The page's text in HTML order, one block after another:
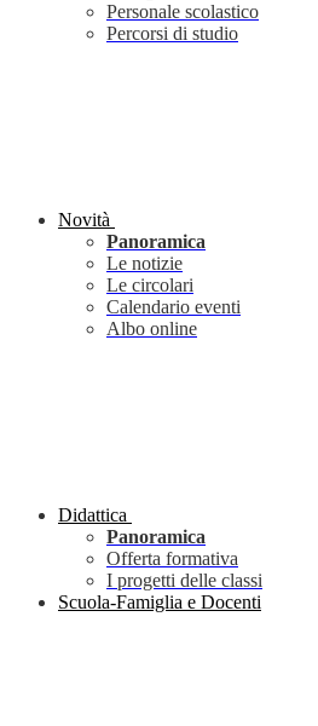
Personale scolastico
Percorsi di studio
Novità
Panoramica
Le notizie
Le circolari
Calendario eventi
Albo online
Didattica
Panoramica
Offerta formativa
I progetti delle classi
Scuola-Famiglia e Docenti